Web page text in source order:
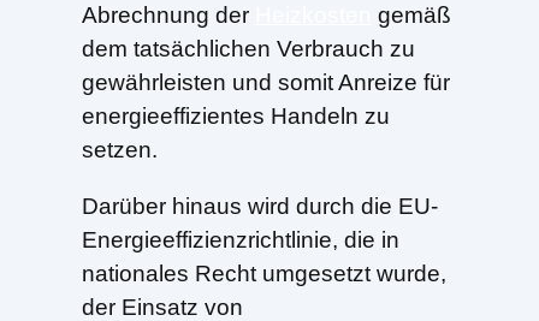
Abrechnung der
gemäß
dem tatsächlichen Verbrauch zu
gewährleisten und somit Anreize für
energieeffizientes Handeln zu
setzen.
Darüber hinaus wird durch die EU-
Energieeffizienzrichtlinie, die in
nationales Recht umgesetzt wurde,
der Einsatz von